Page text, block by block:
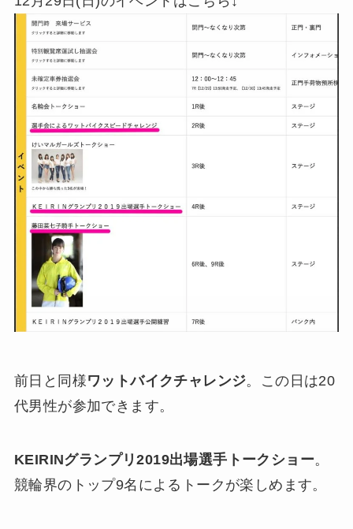
前日と同様ワットバイクチャレンジ。この日は20
代男性が参加できます。
KEIRINグランプリ2019出場選手トークショー。
競輪界のトップ9名によるトークが楽しめます。